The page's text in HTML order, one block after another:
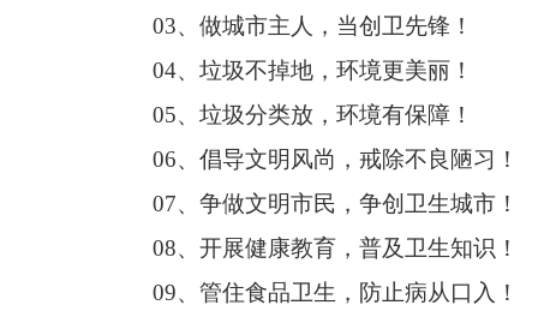
03、做城市主人，当创卫先锋！
04、垃圾不掉地，环境更美丽！
05、垃圾分类放，环境有保障！
06、倡导文明风尚，戒除不良陋习！
07、争做文明市民，争创卫生城市！
08、开展健康教育，普及卫生知识！
09、管住食品卫生，防止病从口入！